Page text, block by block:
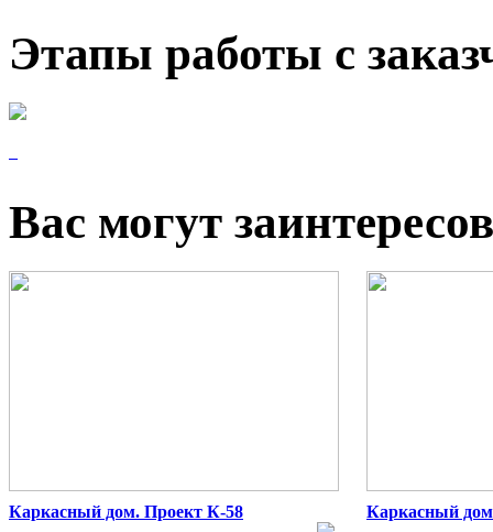
Этапы работы с
Вас могут
Каркасный дом. Проект К-58 Каркасный